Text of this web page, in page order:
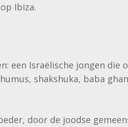
Ibiza.
een Israëlische jongen
shakshuka, baba
door de joodse